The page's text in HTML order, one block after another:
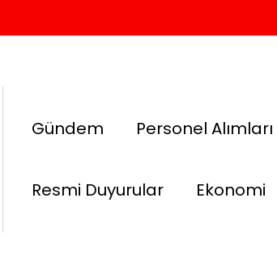
Gündem Personel Alımları
Resmi Duyurular Ekonomi